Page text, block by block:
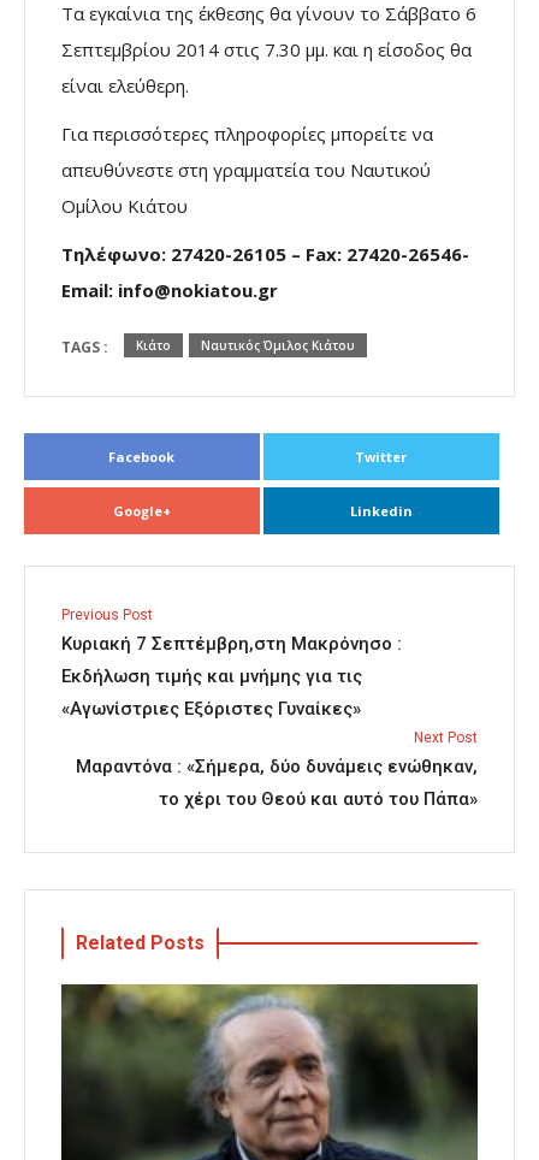
Τα εγκαίνια της έκθεσης θα γίνουν το Σάββατο 6
Σεπτεμβρίου 2014 στις 7.30 μμ. και η είσοδος θα
είναι ελεύθερη.
Για περισσότερες πληροφορίες μπορείτε να
απευθύνεστε στη γραμματεία του Ναυτικού
Ομίλου Κιάτου
Τηλέφωνο: 27420-26105 – Fax: 27420-26546-
Email: info@nokiatou.gr
TAGS : Κιάτο Ναυτικός Όμιλος Κιάτου
Facebook Twitter
Google+ Linkedin
Previous Post
Κυριακή 7 Σεπτέμβρη,στη Μακρόνησο :
Εκδήλωση τιμής και μνήμης για τις
«Αγωνίστριες Εξόριστες Γυναίκες»
Next Post
Μαραντόνα : «Σήμερα, δύο δυνάμεις ενώθηκαν,
το χέρι του Θεού και αυτό του Πάπα»
Related Posts